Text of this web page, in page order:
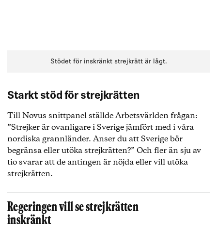
Stödet för inskränkt strejkrätt är lågt.
Starkt stöd för strejkrätten
Till Novus snittpanel ställde Arbetsvärlden frågan:
”Strejker är ovanligare i Sverige jämfört med i våra
nordiska grannländer. Anser du att Sverige bör
begränsa eller utöka strejkrätten?” Och fler än sju av
tio svarar att de antingen är nöjda eller vill utöka
strejkrätten.
Regeringen vill se strejkrätten
inskränkt